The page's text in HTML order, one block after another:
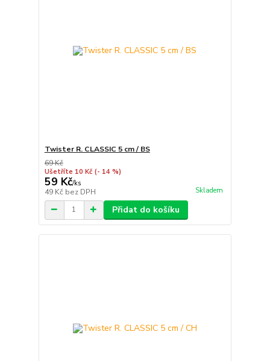
Twister R. CLASSIC 5 cm / BS
69 Kč
Ušetříte 10 Kč (- 14 %)
59 Kč/ks
49 Kč bez DPH Skladem
Přidat do košíku